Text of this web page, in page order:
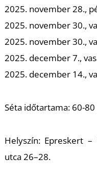
2025. november 28.,
2025. november 30.,
2025. november 30.,
2025. december 7.,
2025. december 14.,
Séta időtartama: 60-
Helyszín: Epreskert
utca 26–28.